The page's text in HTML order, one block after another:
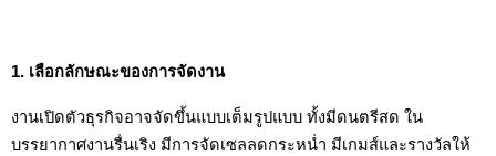
1. เลือกลักษณะของการจัดงาน
งานเปิดตัวธุรกิจอาจจัดขึ้นแบบเต็มรูปแบบ ทั้งมีดนตรีสด ใน
บรรยากาศงานรื่นเริง มีการจัดเซลลดกระหน่ำ มีเกมส์และรางวัลให้